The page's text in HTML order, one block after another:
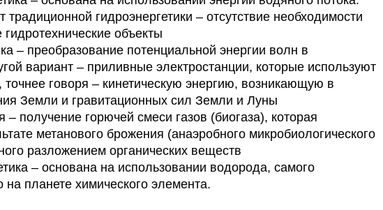
традиционной гидроэнергетики – отсутствие необходимости
объекты
– преобразование потенциальной энергии волн в
вариант – приливные электростанции, которые используют
говоря – кинетическую энергию, возникающую в
Земли и гравитационных сил Земли и Луны
– получение горючей смеси газов (биогаза), которая
метанового брожения (анаэробного микробиологического
разложением органических веществ
– основана на использовании водорода, самого
на планете химического элемента.